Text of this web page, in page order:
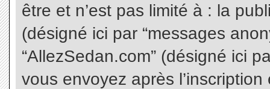
être et n’est pas limité à : la
(désigné ici par “messages
“AllezSedan.com” (désigné ici
vous envoyez après